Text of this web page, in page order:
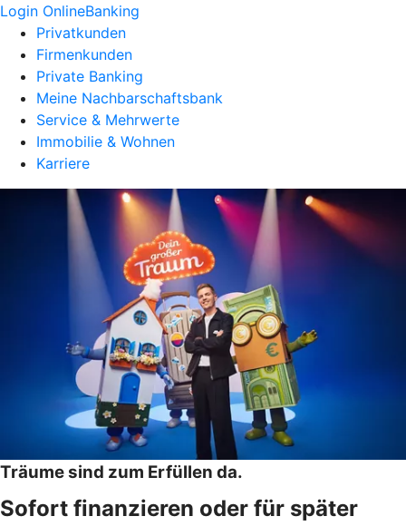
Login OnlineBanking
Privatkunden
Firmenkunden
Private Banking
Meine Nachbarschaftsbank
Service & Mehrwerte
Immobilie & Wohnen
Karriere
Träume sind zum Erfüllen da.
Sofort finanzieren oder für später